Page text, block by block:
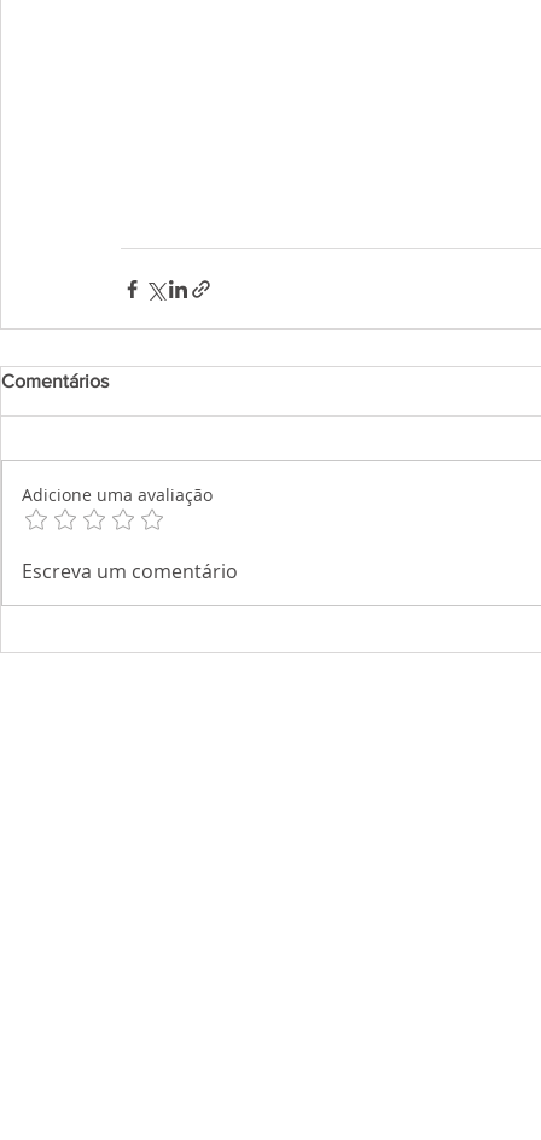
Comentários
Adicione uma avaliação
Escreva um comentário